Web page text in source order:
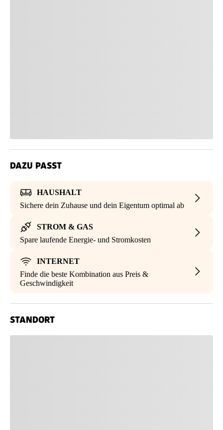
DAZU PASST
HAUSHALT
Sichere dein Zuhause und dein Eigentum optimal ab
STROM & GAS
Spare laufende Energie- und Stromkosten
INTERNET
Finde die beste Kombination aus Preis &
Geschwindigkeit
STANDORT